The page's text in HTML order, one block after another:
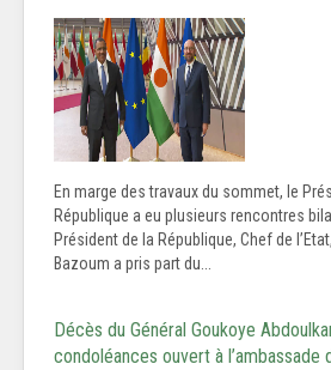
En marge des travaux du sommet, le
République a eu plusieurs rencontres
Président de la République, Chef de
Bazoum a pris part du...
Décès du Général Goukoye
condoléances ouvert à l’ambassade